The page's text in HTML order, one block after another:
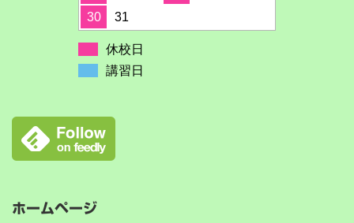
30
31
休校日
講習日
ホームページ